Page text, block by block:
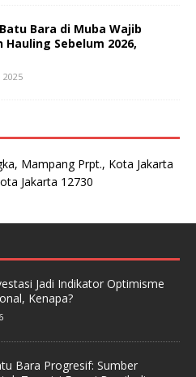
Bara di Muba Wajib
Hauling Sebelum 2026,
Mampang Prpt., Kota Jakarta
Jakarta 12730
Jadi Indikator Optimisme
Kenapa?
Bara Progresif: Sumber